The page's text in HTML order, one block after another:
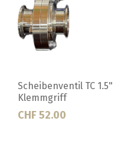
Scheibenventil Tri Clamp 1.5"
CHF 39.50